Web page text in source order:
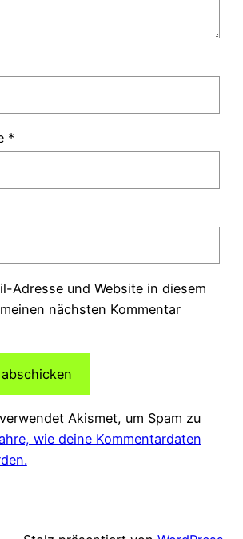
*
Adresse und Website in diesem
nächsten Kommentar
Akismet, um Spam zu
wie deine Kommentardaten